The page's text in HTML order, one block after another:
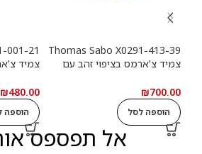
Thomas Sabo X0291-413-39
צמיד צ'ארמס בציפוי זהב עם
₪700.00
הוספה לסל
001-21
צמיד
₪480.00
הוספה
אל תפספס